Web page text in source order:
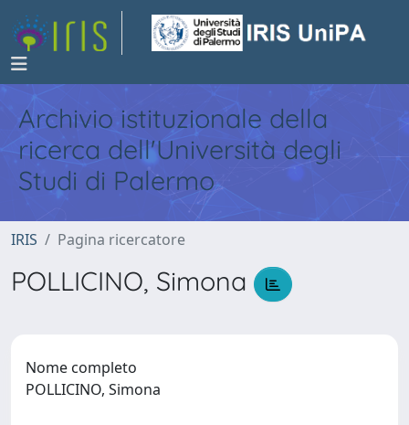
Archivio istituzionale della
ricerca dell'Università degli
Studi di Palermo
IRIS Pagina ricercatore
POLLICINO, Simona
Nome completo
POLLICINO, Simona